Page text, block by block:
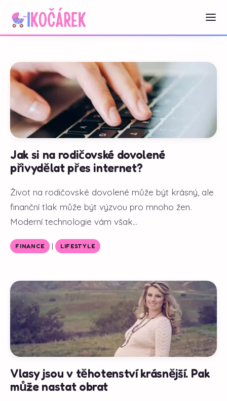
Jak si na rodičovské dovolené
přivydělat přes internet?
Život na rodičovské dovolené může být krásný, ale
finanční tlak může být výzvou pro mnoho žen.
Moderní technologie vám však...
FINANCE | LIFESTYLE
Vlasy jsou v těhotenství krásnější. Pak
může nastat obrat